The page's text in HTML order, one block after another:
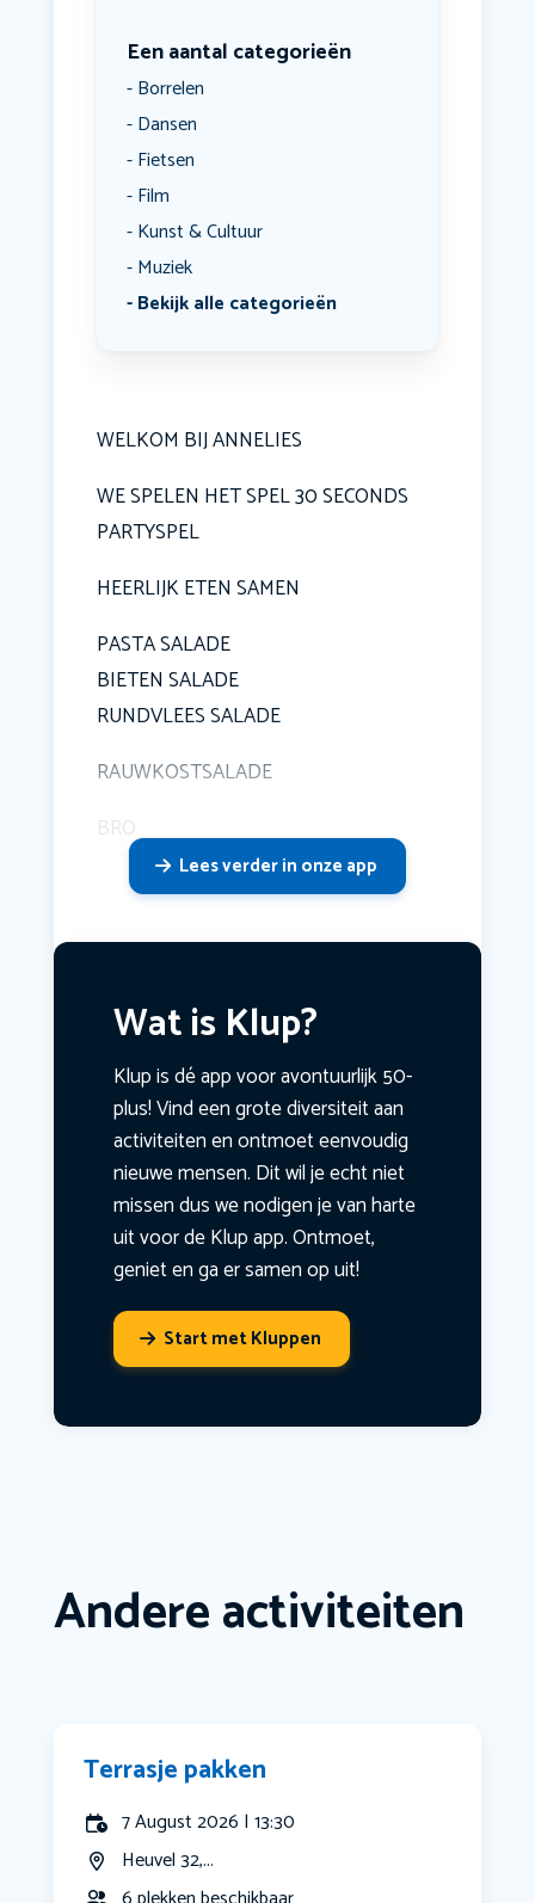
Een aantal categorieën
Borrelen
Dansen
Fietsen
Film
Kunst & Cultuur
Muziek
Bekijk alle categorieën
WELKOM BIJ ANNELIES
WE SPELEN HET SPEL 30 SECONDS
PARTYSPEL
HEERLIJK ETEN SAMEN
PASTA SALADE
BIETEN SALADE
RUNDVLEES SALADE
RAUWKOSTSALADE
BRO
Lees verder in onze app
Wat is Klup?
Klup is dé app voor avontuurlijk 50-
plus! Vind een grote diversiteit aan
activiteiten en ontmoet eenvoudig
nieuwe mensen. Dit wil je echt niet
missen dus we nodigen je van harte
uit voor de Klup app. Ontmoet,
geniet en ga er samen op uit!
Start met Kluppen
Andere activiteiten
Terrasje pakken
7 August 2026 | 13:30
Heuvel 32,...